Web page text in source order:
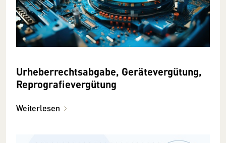
Urheberrechtsabgabe, Gerätevergütung,
Reprografievergütung
Weiterlesen